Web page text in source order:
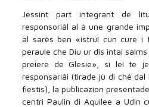
Jessint part integrant de
responsoriâl al à une grande
al sarès ben «istruî cun cure i
peraule che Diu ur dîs intai
preiere de Glesie», si lei te
responsariâi (tirade jù di chê
fiestis), la publicazion
centri Paulin di Aquilee a Udin